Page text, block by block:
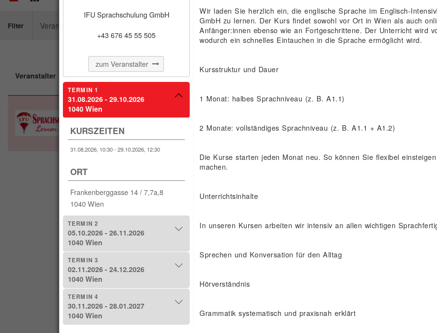
Filter Veranstalter Kursbeginn Ort Preis
IFU Sprachschulung GmbH
+43 676 45 55 505
zum Veranstalter
TERMIN 1
31.08.2026 - 29.10.2026
1040 Wien
KURSZEITEN
31.08.2026, 10:30 - 29.10.2026, 12:30
ORT
Frankenberggasse 14 / 7,7a,8
1040 Wien
TERMIN 2
05.10.2026 - 26.11.2026
1040 Wien
TERMIN 3
02.11.2026 - 24.12.2026
1040 Wien
TERMIN 4
30.11.2026 - 28.01.2027
1040 Wien
Wir laden Sie herzlich ein, die englische Sprache im Englisch-
GmbH zu lernen. Der Kurs findet sowohl vor Ort in Wien als auch
Anfänger:innen ebenso wie an Fortgeschrittene. Der Unterricht wird
wodurch ein schnelles Eintauchen in die Sprache ermöglicht wird.
Kursstruktur und Dauer
1 Monat: halbes Sprachniveau (z. B. A1.1)
2 Monate: vollständiges Sprachniveau (z. B. A1.1 + A1.2)
Die Kurse starten jeden Monat neu. So können Sie flexibel
machen.
Unterrichtsinhalte
In unseren Kursen arbeiten wir intensiv an allen wichtigen
Sprechen und Konversation für den Alltag
Hörverständnis
Grammatik systematisch und praxisnah erklärt
Veranstalter Kurstitel
Intensiv-Englischkurs A2.1 + A2.2 10:30 - 12:30
14 / 7,7a,8
1040 Wien
1 Einträge gefunden (1 von 1) 1